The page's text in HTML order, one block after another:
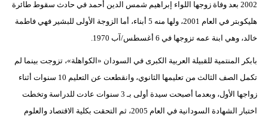
2002 بعد وفاة زوجها اللواء إبراهيم شمس الدين أحمد في حادث سقوط طائرة
هليكوبتر في العام 2001، ولها منه 5 أبناء، أما الزوجة الأولى للبشير فهي فاطمة
خالد، وهي ابنة عمه تزوجها في 6 أغسطس/آب 1970.
بابكر المنتمية للقبيلة العربية الكبرى في السودان «الكواهلة»، تزوجت بينما لم
تكمل الصف الثالث من تعليمها الثانوي، وانقطعت عن التعليم 10 سنوات أثناء
زواجها الأول، وبعدما أصبحت سيدة أولى بـ 3 سنوات عادت للدراسة وتخطت
اختبار الشهادة السودانية في العام 2005، ثم التحقت بكلية الاقتصاد والعلوم